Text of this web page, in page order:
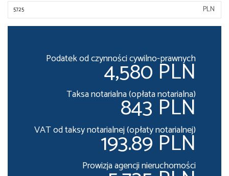
PLN
Podatek od czynności cywilno-prawnych
4,580 PLN
Taksa notarialna (opłata notarialna)
843 PLN
VAT od taksy notarialnej (opłaty notarialnej)
193.89 PLN
Prowizja agencji nieruchomości